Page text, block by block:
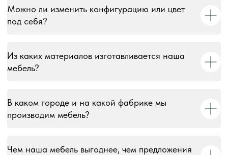
Можно ли изменить конфигурацию или цвет
под себя?
Из каких материалов изготавливается наша
мебель?
В каком городе и на какой фабрике мы
производим мебель?
Чем наша мебель выгоднее, чем предложения
прямо указанных в условиях публичной оферты.
© 2018–2026 Мебельная фабрика «Tulsy». Все права
защищены. Тексты, изображения, макеты и иные
РФ. Использование без письменного согласия запрещено
и влечёт юридическую ответственность.